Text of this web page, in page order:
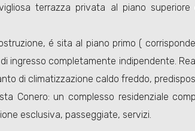
terrazza privata al piano
é sita al piano primo (
ingresso completamente indipendente.
di climatizzazione caldo freddo,
Conero: un complesso residenziale
esclusiva, passeggiate, servizi.